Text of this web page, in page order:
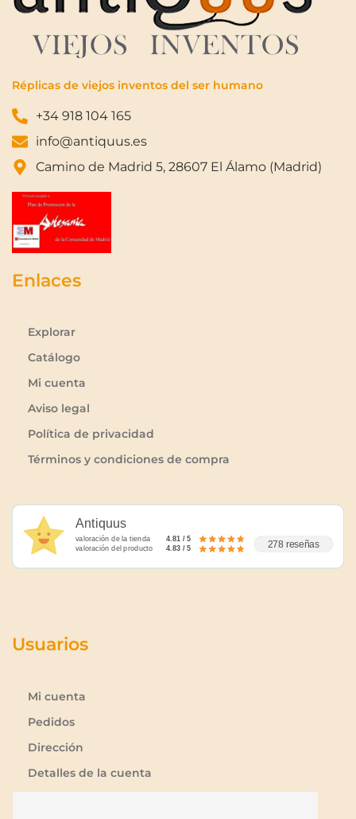
Réplicas de viejos inventos del ser humano
+34 918 104 165
info@antiquus.es
Camino de Madrid 5, 28607 El Álamo (Madrid)
Enlaces
Explorar
Catálogo
Mi cuenta
Aviso legal
Política de privacidad
Términos y condiciones de compra
Antiquus
valoración de la tienda
4.81 / 5
valoración del producto
4.83 / 5 278 reseñas
Usuarios
Mi cuenta
Pedidos
Dirección
Detalles de la cuenta